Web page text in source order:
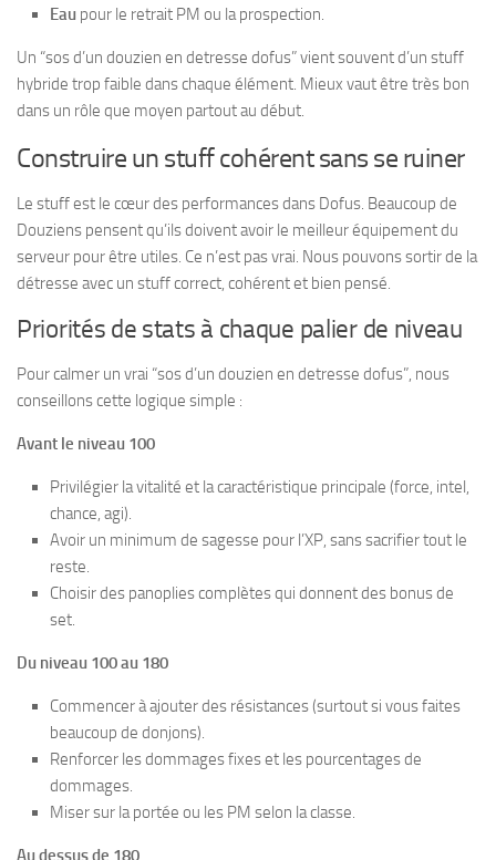
Eau pour le retrait PM ou la prospection.
Un “sos d’un douzien en detresse dofus” vient souvent d’un stuff
hybride trop faible dans chaque élément. Mieux vaut être très bon
dans un rôle que moyen partout au début.
Construire un stuff cohérent sans se ruiner
Le stuff est le cœur des performances dans Dofus. Beaucoup de
Douziens pensent qu’ils doivent avoir le meilleur équipement du
serveur pour être utiles. Ce n’est pas vrai. Nous pouvons sortir de la
détresse avec un stuff correct, cohérent et bien pensé.
Priorités de stats à chaque palier de niveau
Pour calmer un vrai “sos d’un douzien en detresse dofus”, nous
conseillons cette logique simple :
Avant le niveau 100
Privilégier la vitalité et la caractéristique principale (force, intel,
chance, agi).
Avoir un minimum de sagesse pour l’XP, sans sacrifier tout le
reste.
Choisir des panoplies complètes qui donnent des bonus de
set.
Du niveau 100 au 180
Commencer à ajouter des résistances (surtout si vous faites
beaucoup de donjons).
Renforcer les dommages fixes et les pourcentages de
dommages.
Miser sur la portée ou les PM selon la classe.
Au dessus de 180